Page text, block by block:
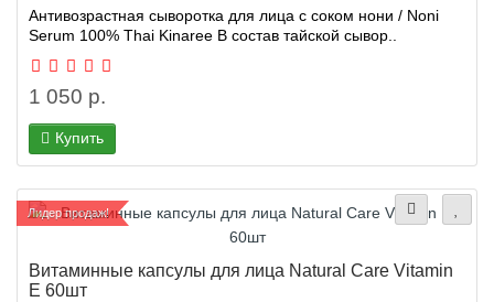
Антивозрастная сыворотка для лица с соком нони / Noni
Serum 100% Thai Kinaree В состав тайской сывор..
1 050 р.
Купить
Лидер продаж!
Витаминные капсулы для лица Natural Care Vitamin
E 60шт